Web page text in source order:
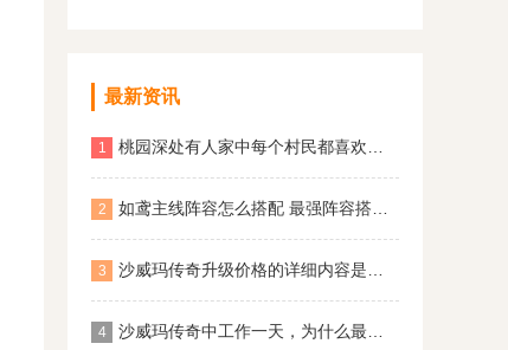
最新资讯
1
2
3
4